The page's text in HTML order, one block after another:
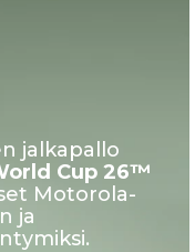
jalkapallo
Cup 26™
Motorola-
ja